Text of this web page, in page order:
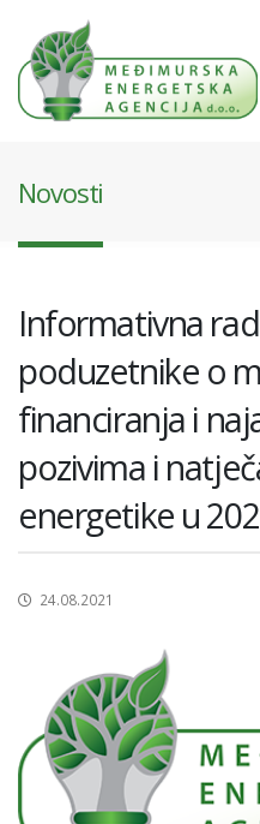
Novosti
Informativna
poduzetnike o
financiranja i
pozivima i
energetike u
24.08.2021